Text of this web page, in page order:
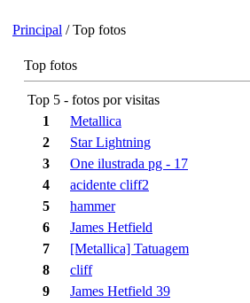
Principal / Top fotos
Top fotos
Top 5 - fotos por visitas
1
Metallica
2
Star Lightning
3
One ilustrada pg - 17
4
acidente cliff2
5
hammer
6
James Hetfield
7
[Metallica] Tatuagem
8
cliff
9
James Hetfield 39